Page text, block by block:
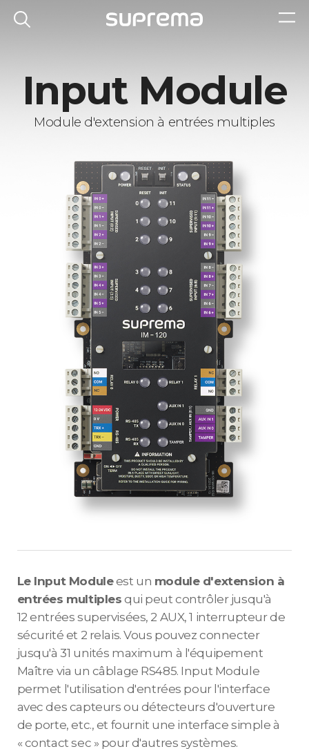
Input Module
Module d'extension à entrées multiples
Le Input Moduleest un module d'extension à
entrées multiples qui peut contrôler jusqu'à
12 entrées supervisées, 2 AUX, 1 interrupteur de
sécurité et 2 relais. Vous pouvez connecter
jusqu'à 31 unités maximum à l'équipement
Maître via un câblage RS485. Input Module
permet l'utilisation d'entrées pour l'interface
avec des capteurs ou détecteurs d'ouverture
de porte, etc., et fournit une interface simple à
« contact sec » pour d'autres systèmes.